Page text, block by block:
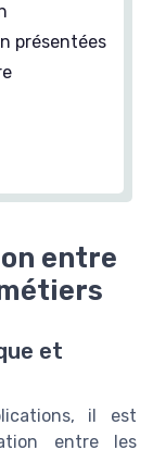
présentées
entre
et
il est
entre les